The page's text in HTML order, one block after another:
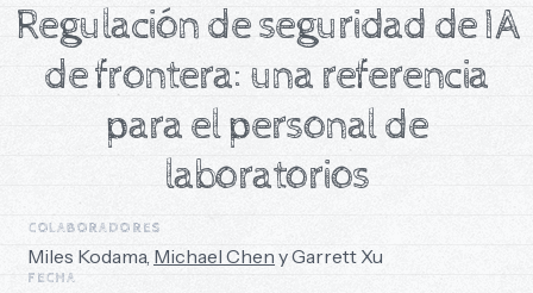
Regulación de seguridad de IA
de frontera: una referencia
para el personal de
laboratorios
COLABORADORES
Miles Kodama, Michael Chen yGarrett Xu
FECHA